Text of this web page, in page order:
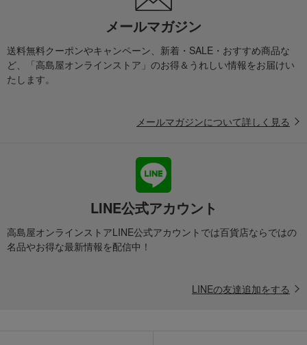
メールマガジン
送料無料クーポンやキャンペーン、新着・SALE・おすすめ商品な
ど、「高島屋オンラインストア」のお得＆うれしい情報をお届けい
たします。
メールマガジンについて詳しく見る
LINE公式アカウント
高島屋オンラインストアLINE公式アカウントでは百貨店ならではの
名品やお得な最新情報を配信中！
LINEの友達追加をする